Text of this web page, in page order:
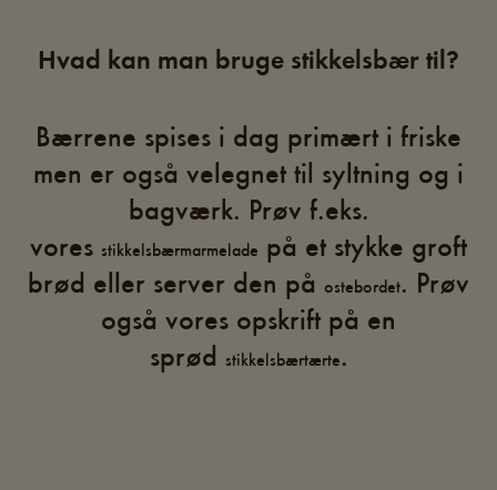
Hvad kan man bruge stikkelsbær til?
Bærrene spises i dag primært i friske
men er også velegnet til syltning og i
bagværk. Prøv f.eks.
vores stikkelsbærmarmelade på et stykke groft
brød eller server den på ostebordet. Prøv
også vores opskrift på en
sprød stikkelsbærtærte.